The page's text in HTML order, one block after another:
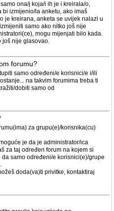
ona/j koja/i ih je i kreirala/o,
bi izmijenio/la anketu, ako imaš
je kreirana, anketa se uvijek nalazi u
samo ako nitko još nije
mogu mijenjati bilo kada.
još nije glasovao.
forumu?
samo određeni/e korisnici/e i/ili
na takvim forumima treba ti
dobiti samo od
za grupu(e)/korisnika(cu)
je da je administrator/ica
za taj određen forum na kojem si
samo određeni/e korisnici(e)/grupe
doda(va)ti privitke, kontaktiraj